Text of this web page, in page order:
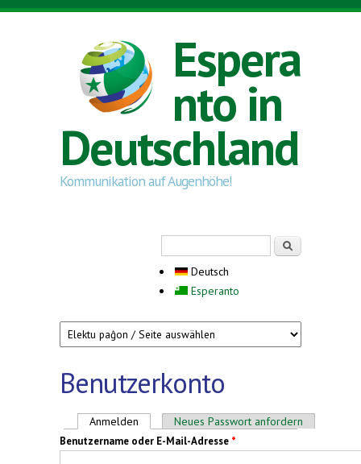
Direkt zum Inhalt
Espera
nto in
Deutschland
Kommunikation auf Augenhöhe!
Deutsch
Esperanto
Benutzerkonto
Haupt-Reiter
Anmelden (aktiver Reiter)
Neues Passwort anfordern
Benutzername oder E-Mail-Adresse *